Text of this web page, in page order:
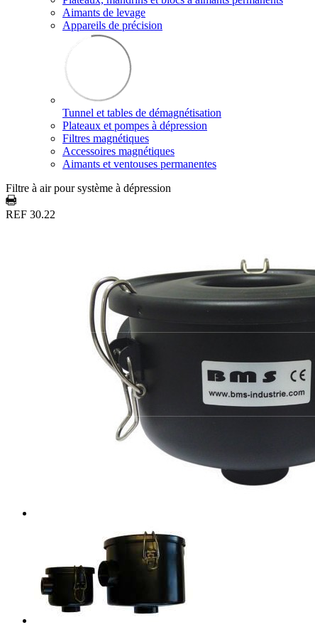
Aimants de levage
Appareils de précision
Tunnel et tables de démagnétisation
Plateaux et pompes à dépression
Filtres magnétiques
Accessoires magnétiques
Aimants et ventouses permanentes
Filtre à air pour système à dépression
REF 30.22